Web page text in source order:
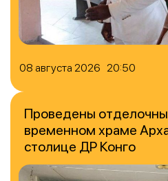
08 августа 2026 20:50
Проведены
временном храме
столице ДР Конго